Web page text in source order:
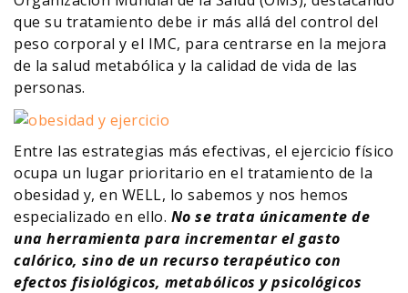
que su tratamiento debe ir más allá del control del
peso corporal y el IMC, para centrarse en la mejora
de la salud metabólica y la calidad de vida de las
personas.
Entre las estrategias más efectivas, el ejercicio físico
ocupa un lugar prioritario en el tratamiento de la
obesidad y, en WELL, lo sabemos y nos hemos
especializado en ello. No se trata únicamente de
una herramienta para incrementar el gasto
calórico, sino de un recurso terapéutico con
efectos fisiológicos, metabólicos y psicológicos